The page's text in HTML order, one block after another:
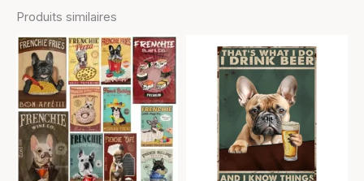
Produits similaires
Plage
de
prix :
12,90 €
à
17,90 €
Ce
produit
a
plusieurs
variations.
Les
options
de
prix :
11,90 €
à
21,90 €
Ce
produit
variations.
Les
options